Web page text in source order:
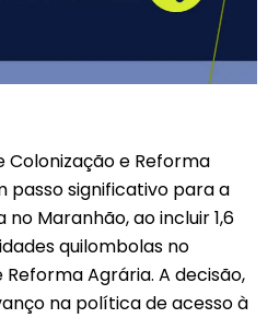
Colonização e Reforma
passo significativo para a
Maranhão, ao incluir 1,6
quilombolas no
Agrária. A decisão,
na política de acesso à